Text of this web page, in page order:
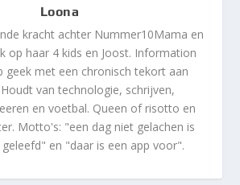
Loona
kracht achter Nummer10Mama en
op haar 4 kids en Joost. Information
geek met een chronisch tekort aan
van technologie, schrijven,
en voetbal. Queen of risotto en
Motto's: "een dag niet gelachen is
en "daar is een app voor".